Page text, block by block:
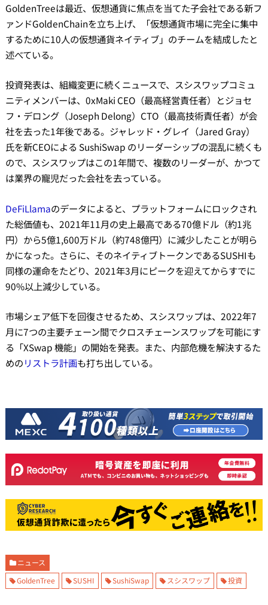
GoldenTreeは最近、仮想通貨に焦点を当てた子会社である新フ
ァンドGoldenChainを立ち上げ、「仮想通貨市場に完全に集中
するために10人の仮想通貨ネイティブ」のチームを結成したと
述べている。
投資発表は、組織変更に続くニュースで、スシスワップコミュ
ニティメンバーは、0xMaki CEO（最高経営責任者）とジョセ
フ・デロング（Joseph Delong）CTO（最高技術責任者）が会
社を去った1年後である。ジャレッド・グレイ（Jared Gray）
氏を新CEOによる SushiSwap のリーダーシップの混乱に続くも
ので、スシスワップはこの1年間で、複数のリーダーが、かつて
は業界の寵児だった会社を去っている。
DeFiLlamaのデータによると、プラットフォームにロックされ
た総価値も、2021年11月の史上最高である70億ドル（約1兆
円）から5億1,600万ドル（約748億円）に減少したことが明ら
かになった。さらに、そのネイティブトークンであるSUSHIも
同様の運命をたどり、2021年3月にピークを迎えてからすでに
90%以上減少している。
市場シェア低下を回復させるため、スシスワップは、2022年7
月に7つの主要チェーン間でクロスチェーンスワップを可能にす
る「XSwap 機能」の開始を発表。また、内部危機を解決するた
めのリストラ計画も打ち出している。
ニュース
GoldenTree
SUSHI SushiSwap スシスワップ 投資